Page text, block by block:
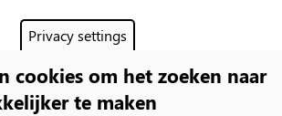
Privacy settings
cookies om het zoeken naar
te maken